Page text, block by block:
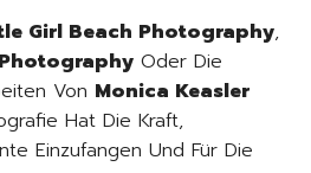
Girl Beach Photography,
Oder Die
Von Monica Keasler
Hat Die Kraft,
Einzufangen Und Für Die